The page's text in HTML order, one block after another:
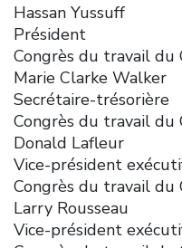
Hassan Yussuff
Président
Congrès du travail du
Marie Clarke Walker
Secrétaire-trésorière
Congrès du travail du
Donald Lafleur
Vice-président
Congrès du travail du
Larry Rousseau
Vice-président